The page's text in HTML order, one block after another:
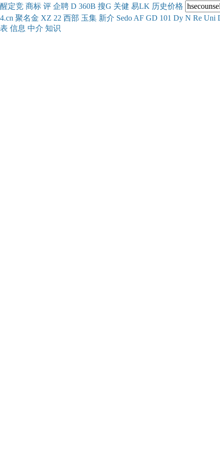
醒定竞 商标 评 企聘 D 360B 搜G 关健 易LK 历史价格
4.cn 聚名金 XZ 22 西部 玉集 新介 Sedo AF GD 101 Dy N Re Uni
表 信息 中介 知识